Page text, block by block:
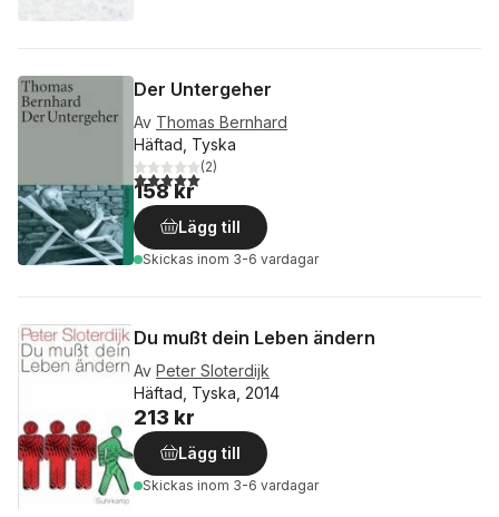
Der Untergeher
Av Thomas Bernhard
Häftad, Tyska
5,0utav 5 stjärnor. Totalt antal röster:
(2)
158 kr
Lägg till
Skickas inom 3-6 vardagar
Du mußt dein Leben ändern
Av Peter Sloterdijk
Häftad, Tyska, 2014
213 kr
Lägg till
Skickas inom 3-6 vardagar